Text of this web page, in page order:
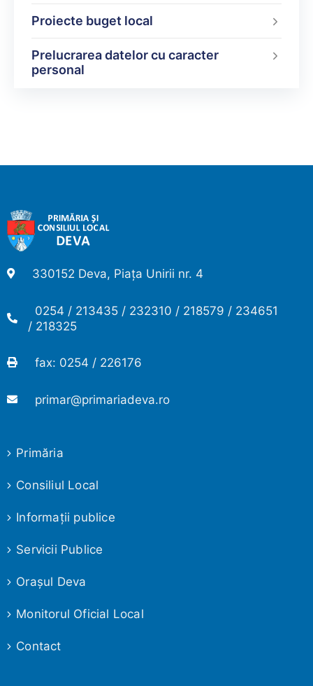
Proiecte buget local
Prelucrarea datelor cu caracter
personal
330152 Deva, Piața Unirii nr. 4
0254 / 213435 / 232310 / 218579 / 234651
/ 218325
fax: 0254 / 226176
primar@primariadeva.ro
Primăria
Consiliul Local
Informaţii publice
Servicii Publice
Oraşul Deva
Monitorul Oficial Local
Contact